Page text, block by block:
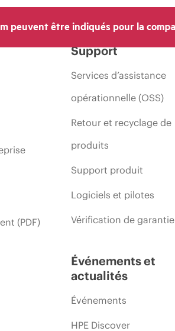
peuvent être indiqués pour la
(PDF)
Support
Services d’assistance
opérationnelle (OSS)
Retour et recyclage de
produits
Support produit
Logiciels et pilotes
Vérification de garantie
Événements et
actualités
Événements
HPE Discover